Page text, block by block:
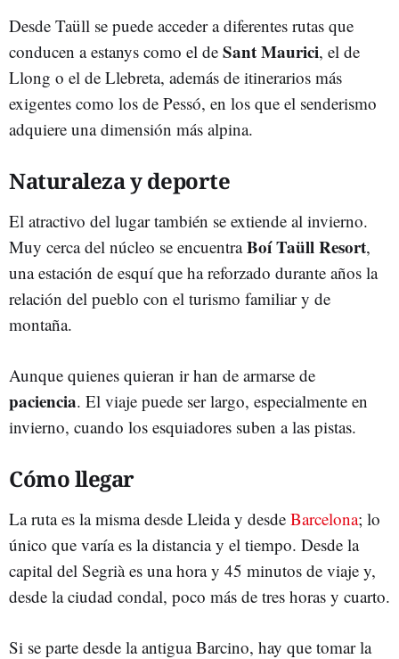
Desde Taüll se puede acceder a diferentes rutas que
conducen a estanys como el de Sant Maurici, el de
Llong o el de Llebreta, además de itinerarios más
exigentes como los de Pessó, en los que el senderismo
adquiere una dimensión más alpina.
Naturaleza y deporte
El atractivo del lugar también se extiende al invierno.
Muy cerca del núcleo se encuentraBoí Taüll Resort,
una estación de esquí que ha reforzado durante años la
relación del pueblo con el turismo familiar y de
montaña.
Aunque quienes quieran ir han de armarse de
paciencia. El viaje puede ser largo, especialmente en
invierno, cuando los esquiadores suben a las pistas.
Cómo llegar
La ruta es la misma desde Lleida y desde Barcelona; lo
único que varía es la distancia y el tiempo. Desde la
capital del Segrià es una hora y 45 minutos de viaje y,
desde la ciudad condal, poco más de tres horas y cuarto.
Si se parte desde la antigua Barcino, hay que tomar la